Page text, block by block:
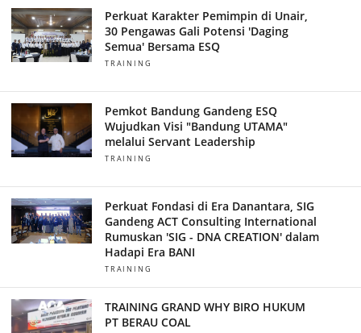
Perkuat Karakter Pemimpin di Unair,
30 Pengawas Gali Potensi 'Daging
Semua' Bersama ESQ
TRAINING
Pemkot Bandung Gandeng ESQ
Wujudkan Visi "Bandung UTAMA"
melalui Servant Leadership
TRAINING
Perkuat Fondasi di Era Danantara, SIG
Gandeng ACT Consulting International
Rumuskan 'SIG - DNA CREATION' dalam
Hadapi Era BANI
TRAINING
TRAINING GRAND WHY BIRO HUKUM
PT BERAU COAL